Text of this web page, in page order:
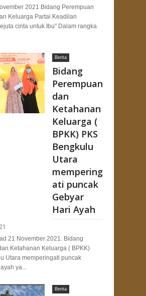
2021 Bidang Perempuan
Keluarga Partai Keadilan
cinta untuk Ibu" Dalam rangka
Berita
Bidang
Perempuan
dan
Ketahanan
Keluarga (
BPKK) PKS
Bengkulu
Utara
mempering
ati puncak
Gebyar
Hari Ayah
21 November 2021. Bidang
Ketahanan Keluarga ( BPKK)
Utara memperingati puncak
ya...
Berita